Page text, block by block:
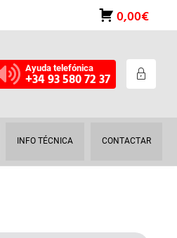
0,00€
Ayuda telefónica
+34 93 580 72 37
INFO TÉCNICA CONTACTAR